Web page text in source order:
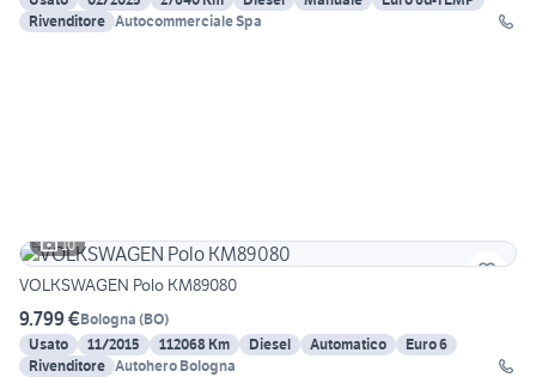
Rivenditore Autocommerciale Spa
10
VOLKSWAGEN Polo KM89080
9.799 €Bologna (BO)
Usato
11/2015 112068 Km Diesel Automatico
Euro 6
Rivenditore Autohero Bologna